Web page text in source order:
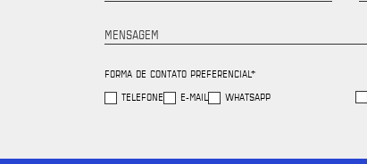
MENSAGEM
FORMA DE CONTATO PREFERENCIAL*
TELEFONE
E-MAIL WHATSAPP